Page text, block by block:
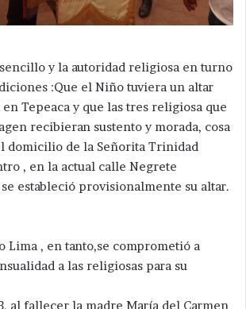
y la autoridad religiosa en turno
:Que el Niño tuviera un altar
Tepeaca y que las tres religiosa que
recibieran sustento y morada, cosa
domicilio de la Señorita Trinidad
, en la actual calle Negrete
estableció provisionalmente su altar.
Lima , en tanto,se comprometió a
a las religiosas para su
al fallecer la madre María del Carmen